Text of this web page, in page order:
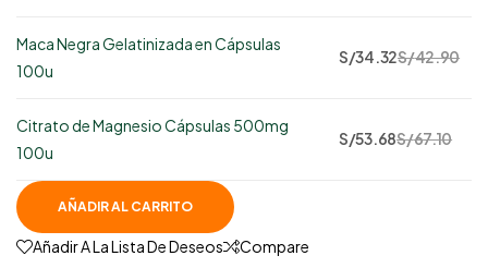
Maca Negra Gelatinizada en Cápsulas
100u
S/42.90
S/34.32
123
Citrato de Magnesio Cápsulas 500mg
100u
S/67.10
S/53.68
88
AÑADIR AL CARRITO
Añadir A La Lista De Deseos Compare